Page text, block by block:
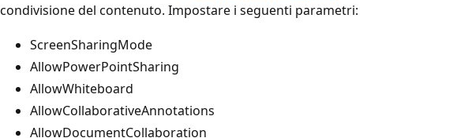
condivisione del contenuto. Impostare i seguenti parametri:
ScreenSharingMode
AllowPowerPointSharing
AllowWhiteboard
AllowCollaborativeAnnotations
AllowDocumentCollaboration